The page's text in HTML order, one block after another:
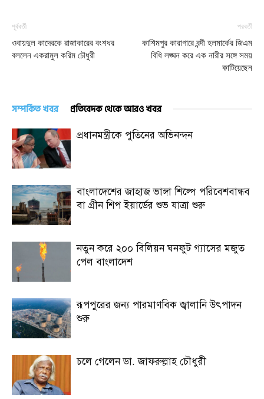
পূর্ববর্তী
ওবায়দুল কাদেরকে রাজাকারের বংশধর
বললেন একরামুল করিম চৌধুরী
পরবর্তী
কাশিমপুর কারাগারে বন্দী হলমার্কের জিএম
বিধি লঙ্ঘন করে এক নারীর সঙ্গে সময়
কাটিয়েছেন
সম্পর্কিত খবর প্রতিবেদক থেকে আরও খবর
প্রধানমন্ত্রীকে পুতিনের অভিনন্দন
বাংলাদেশের জাহাজ ভাঙ্গা শিল্পে পরিবেশবান্ধব
বা গ্রীন শিপ ইয়ার্ডের শুভ যাত্রা শুরু
নতুন করে ২০০ বিলিয়ন ঘনফুট গ্যাসের মজুত
পেল বাংলাদেশ
রূপপুরের জন্য পারমাণবিক জ্বালানি উৎপাদন
শুরু
চলে গেলেন ডা. জাফরুল্লাহ চৌধুরী